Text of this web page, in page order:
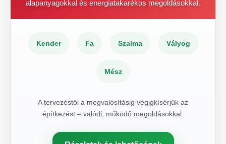
alapanyagokkal és energiatakarékos megoldásokkal.
Kender Fa Szalma Vályog
Mész
A tervezéstől a megvalósításig végigkísérjük az
építkezést – valódi, működő megoldásokkal.